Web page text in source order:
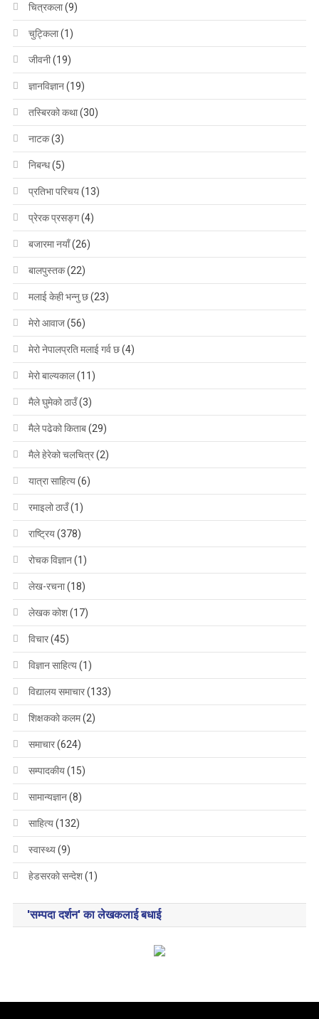
चित्रकला(9)
चुट्किला(1)
जीवनी(19)
ज्ञानविज्ञान(19)
तस्बिरको कथा(30)
नाटक(3)
निबन्ध(5)
प्रतिभा परिचय(13)
प्रेरक प्रसङ्ग(4)
बजारमा नयाँ(26)
बालपुस्तक(22)
मलाई केही भन्नु छ(23)
मेरो आवाज(56)
मेरो नेपालप्रति मलाई गर्व छ(4)
मेरो बाल्यकाल(11)
मैले घुमेको ठाउँ(3)
मैले पढेको किताब(29)
मैले हेरेको चलचित्र(2)
यात्रा साहित्य(6)
रमाइलो ठाउँ(1)
राष्ट्रिय(378)
रोचक विज्ञान(1)
लेख-रचना(18)
लेखक कोश(17)
विचार(45)
विज्ञान साहित्य(1)
विद्यालय समाचार(133)
शिक्षककाे कलम(2)
समाचार(624)
सम्पादकीय(15)
सामान्यज्ञान(8)
साहित्य(132)
स्वास्थ्य(9)
हेडसरकाे सन्देश(1)
'सम्पदा दर्शन' का लेखकलाई बधाई